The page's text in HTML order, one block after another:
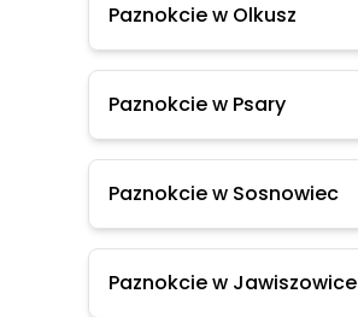
Paznokcie w Olkusz
Paznokcie w Psary
Paznokcie w Sosnowiec
Paznokcie w Jawiszowice